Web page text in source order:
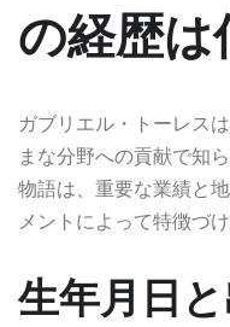
の経歴は
ガブリエル・トーレス
まな分野への貢献で知
物語は、重要な業績と
メントによって特徴づ
生年月日